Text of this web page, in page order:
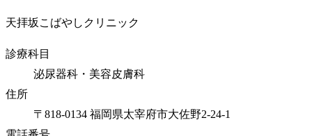
天拝坂こばやしクリニック
診療科目
泌尿器科・美容皮膚科
住所
〒818-0134 福岡県太宰府市大佐野2-24-1